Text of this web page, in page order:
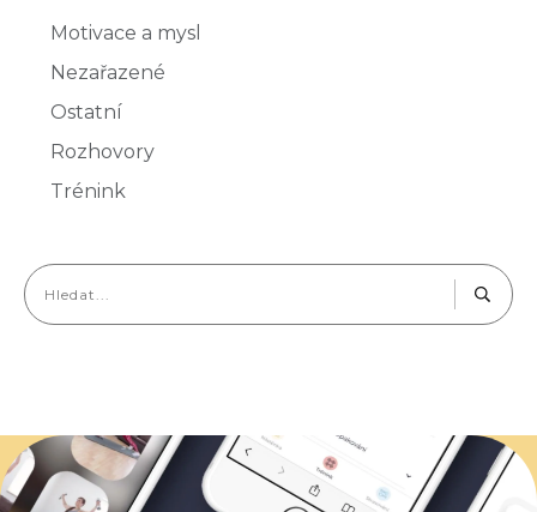
Motivace a mysl
Nezařazené
Ostatní
Rozhovory
Trénink